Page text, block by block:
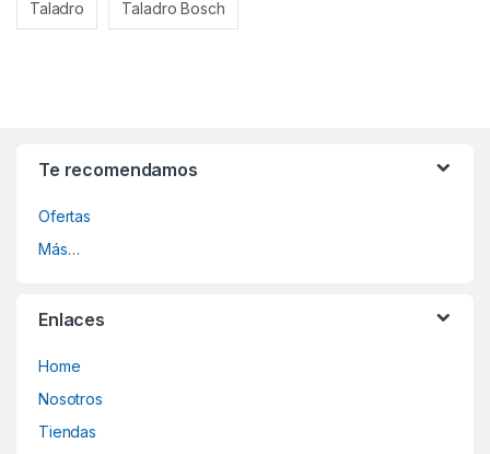
Taladro Taladro Bosch
Te recomendamos
Ofertas
Más…
Enlaces
Home
Nosotros
Tiendas